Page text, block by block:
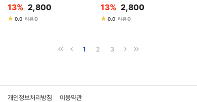
13% 2,800
★ 0.0 리뷰0
13% 2,800
★ 0.0 리뷰0
1 2 3
개인정보처리방침 이용약관